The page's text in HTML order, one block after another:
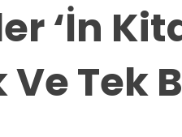
‘İn
Tek